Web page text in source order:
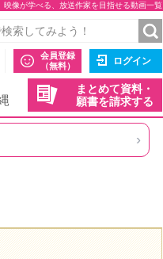
映像が学べる、放送作家を目指せる動画一覧
会員登録
（無料）
ログイン
まとめて資料・
願書を請求する
›